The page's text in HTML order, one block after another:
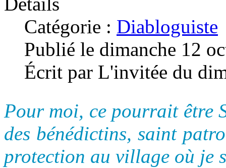
Catégorie : Diabloguiste
Publié le dimanche 12
Écrit par L'invitée du
Pour moi, ce pourrait être
des bénédictins, saint
protection au village où je